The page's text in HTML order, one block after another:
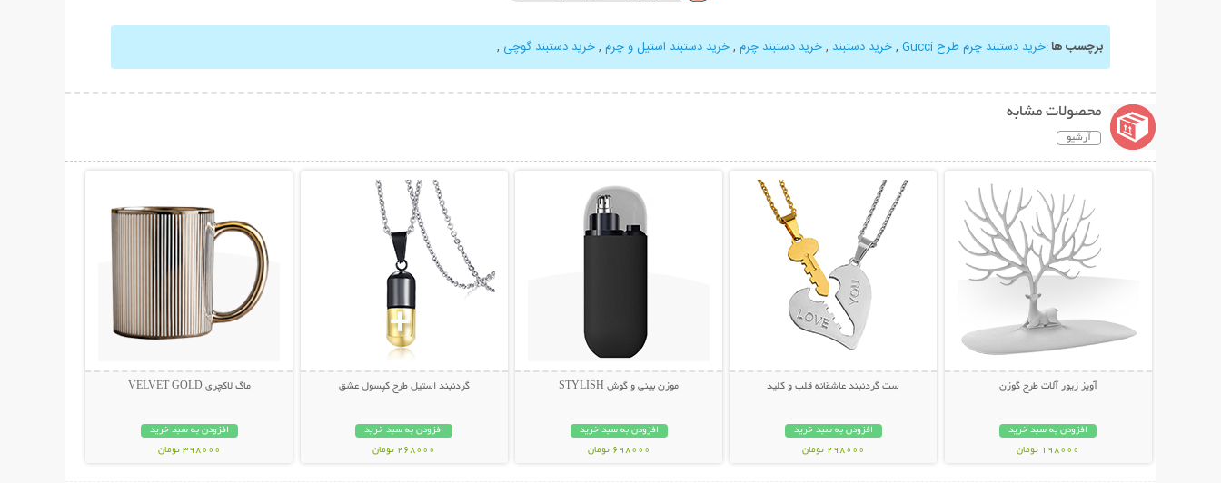
برچسب ها:خرید دستبند چرم طرح Gucci ,خرید دستبند ,خرید دستبند چرم ,خرید دستبند استیل و چرم ,خرید دستبند گوچی ,
محصولات مشابه
آرشیو
آویز زیور آلات طرح گوزن
افزودن به سبد خرید
198000 تومان
ست گردنبند عاشقانه قلب و کلید
افزودن به سبد خرید
298000 تومان
موزن بینی و گوش STYLISH
افزودن به سبد خرید
698000 تومان
گردنبند استیل طرح کپسول عشق
افزودن به سبد خرید
268000 تومان
ماگ لاکچری VELVET GOLD
افزودن به سبد خرید
398000 تومان